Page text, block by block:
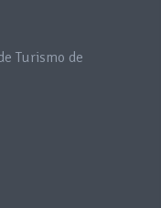
Turismo de